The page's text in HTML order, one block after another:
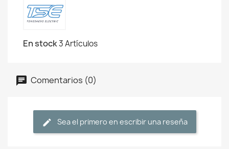
En stock3 Artículos
Comentarios (0)
Sea el primero en escribir una reseña